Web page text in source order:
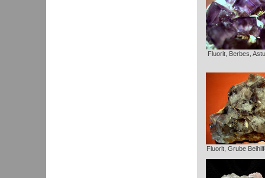
Fluorit, Berbes,
Fluorit, Grube